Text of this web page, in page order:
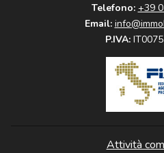
Telefono: +39
Email:
P.IVA:
Attività